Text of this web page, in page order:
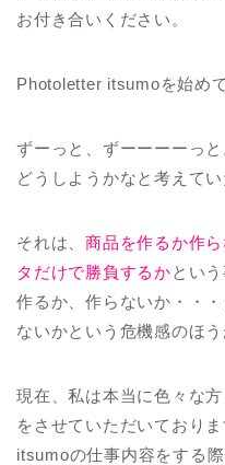
お付き合いください。
Photoletter itsumoを始め
ずーっと、ずーーーーっと
どうしようかなと考えて
それは、商品を作るか作
タだけで勝負するかという
作るか、作らないか・・
ないかという危機感のほう
現在、私は本当に色々な
をさせていただいておりま
itsumoの仕事内容をする際